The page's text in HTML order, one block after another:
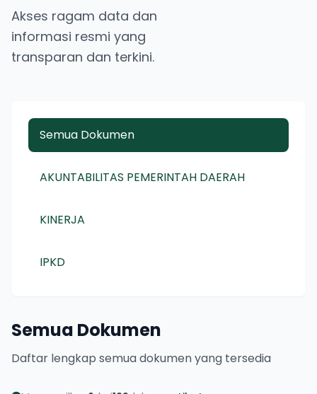
Akses ragam data dan
informasi resmi yang
transparan dan terkini.
Semua Dokumen
AKUNTABILITAS PEMERINTAH DAERAH
KINERJA
IPKD
Semua Dokumen
Daftar lengkap semua dokumen yang tersedia